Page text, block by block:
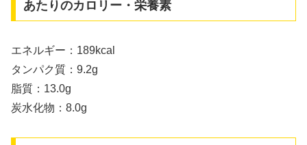
あたりのカロリー・栄養素
エネルギー：189kcal
タンパク質：9.2g
脂質：13.0g
炭水化物：8.0g